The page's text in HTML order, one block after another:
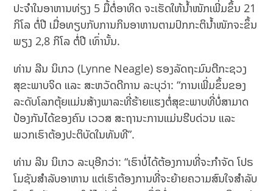
ປະຈຳໃນອາຫານທ່ຽງ 5 ມື້ຕໍ່ອາທິດ ຈະເຮັດໃຫ້ນໍ້າໜັກເພີ່ມຂຶ້ນ 21
ກິໂລ ຕໍ່ປີ ເມື່ອທຽບກັບການກິນອາຫານຕາມປົກກະຕິນໍ້າໜັກຈະຂຶ້ນ
ພຽງ 2,8 ກິໂລ ຕໍ່ປີ ເທົ່ານັ້ນ.
ທ່ານ ລີນ ນິເກວ (Lynne Neagle) ຮອງລັດຖະມົນຕີກະຊວງ
ສຸຂະພາບຈິດ ແລະ ສະຫວັດດີການ ລະບຸວ່າ: “ການເພີ່ມຂຶ້ນຂອງ
ລະດັບໂລກຕຸ້ຍແມ່ນສ້າງພາລະທີ່ຮ້າຍແຮງຕໍ່ສຸຂະພາບທີ່ບໍ່ສາມາດ
ປ້ອງກັນໄດ້ຂອງຄົນ ເວວສ ສະຖານະການແມ່ນຮີບດ່ວນ ແລະ
ພວກເຮົາຕ້ອງປະຕິບັດໃນທັນທີ”.
ທ່ານ ລີນ ນິເກວ ລະບຸອີກວ່າ: “ເຮົາບໍ່ໄດ້ຕ້ອງການທີ່ຈະກຳຈັດ ໂປຣ
ໂມຊັນສຳລັບອາຫານ ແຕ່ເຮົາຕ້ອງການທີ່ຈະຍ້າຍຄວາມສົນໃຈສຳລັບ